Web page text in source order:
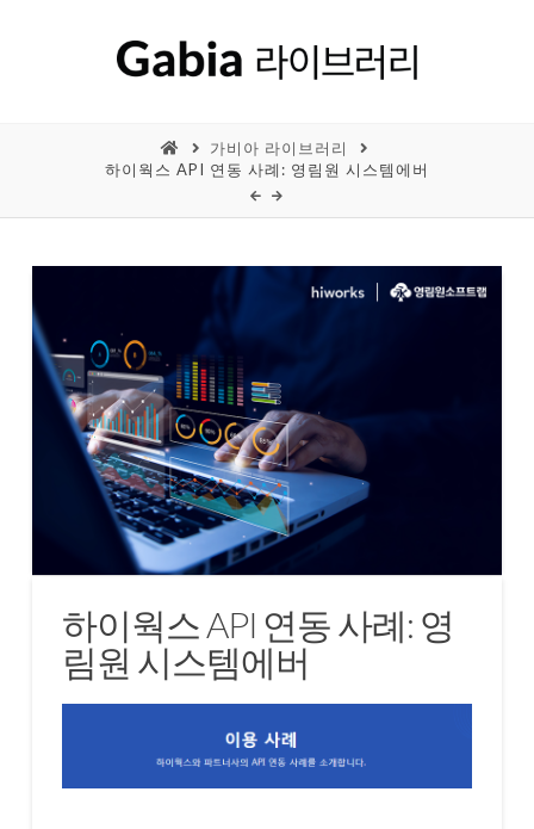
가비아 라이브러리
하이웍스 API 연동 사례: 영림원 시스템에버
하이웍스 API 연동 사례: 영
림원 시스템에버